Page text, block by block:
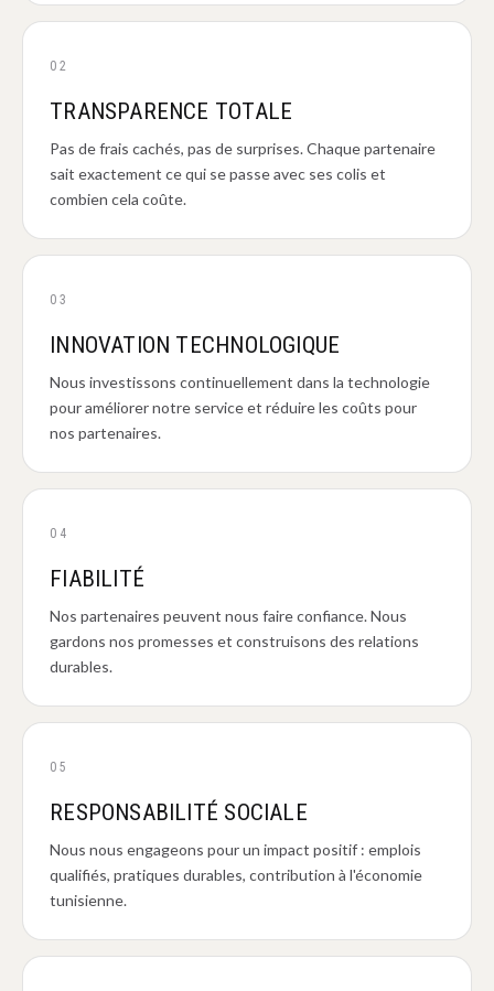
02
TRANSPARENCE TOTALE
Pas de frais cachés, pas de surprises. Chaque partenaire
sait exactement ce qui se passe avec ses colis et
combien cela coûte.
03
INNOVATION TECHNOLOGIQUE
Nous investissons continuellement dans la technologie
pour améliorer notre service et réduire les coûts pour
nos partenaires.
04
FIABILITÉ
Nos partenaires peuvent nous faire confiance. Nous
gardons nos promesses et construisons des relations
durables.
05
RESPONSABILITÉ SOCIALE
Nous nous engageons pour un impact positif : emplois
qualifiés, pratiques durables, contribution à l'économie
tunisienne.